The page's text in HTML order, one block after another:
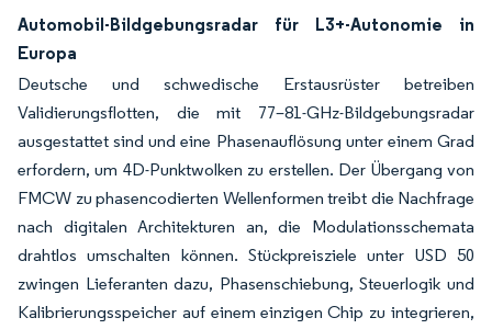
Automobil-Bildgebungsradar für L3+-Autonomie in
Europa
Deutsche und schwedische Erstausrüster betreiben
Validierungsflotten, die mit 77–81-GHz-Bildgebungsradar
ausgestattet sind und eine Phasenauflösung unter einem Grad
erfordern, um 4D-Punktwolken zu erstellen. Der Übergang von
FMCW zu phasencodierten Wellenformen treibt die Nachfrage
nach digitalen Architekturen an, die Modulationsschemata
drahtlos umschalten können. Stückpreisziele unter USD 50
zwingen Lieferanten dazu, Phasenschiebung, Steuerlogik und
Kalibrierungsspeicher auf einem einzigen Chip zu integrieren,